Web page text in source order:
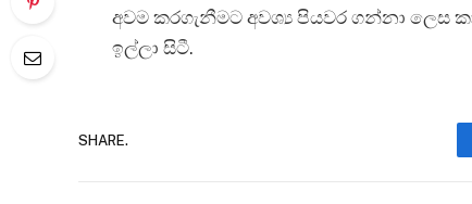
අවම කරගැනීමට අවශ්‍ය පියවර ගන්නා ලෙස
ඉල්ලා සිටී.
SHARE.